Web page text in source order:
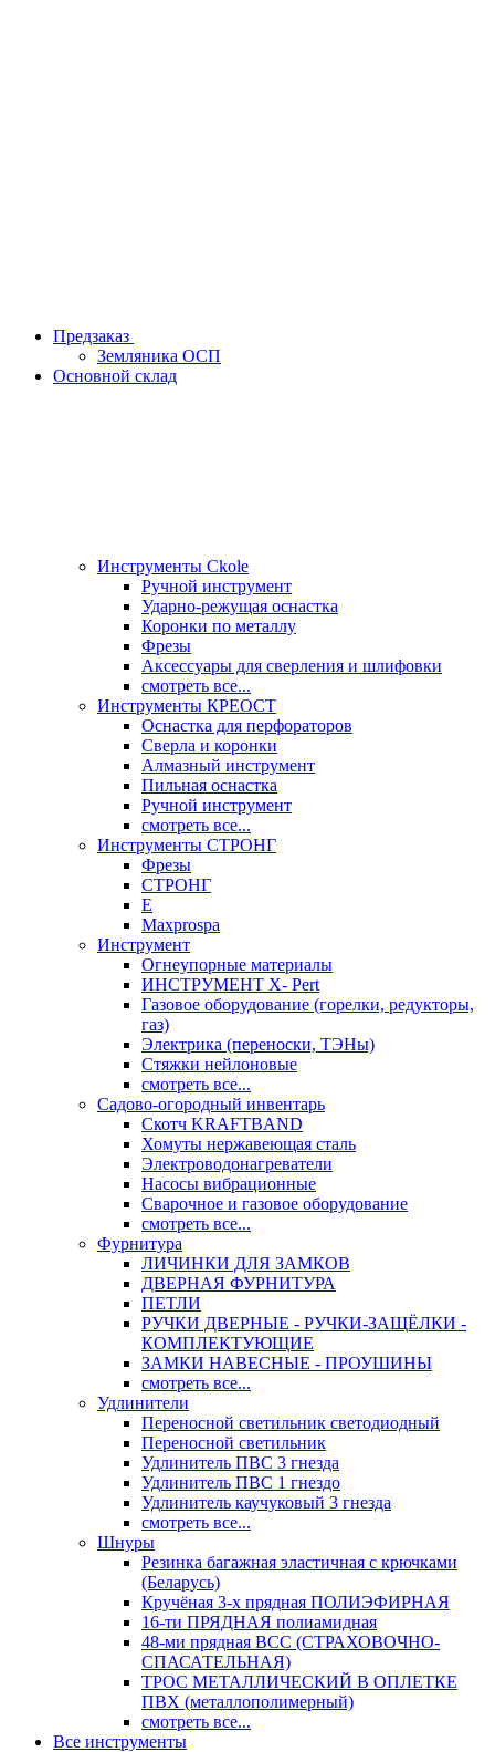
Предзаказ
Земляника ОСП
Основной склад
Инструменты Ckole
Ручной инструмент
Ударно‑режущая оснастка
Коронки по металлу
Фрезы
Аксессуары для сверления и шлифовки
смотреть все...
Инструменты КРЕОСТ
Оснастка для перфораторов
Сверла и коронки
Алмазный инструмент
Пильная оснастка
Ручной инструмент
смотреть все...
Инструменты СТРОНГ
Фрезы
СТРОНГ
Е
Maxprospa
Инструмент
Огнеупорные материалы
ИНСТРУМЕНТ X- Pert
Газовое оборудование (горелки, редукторы,
газ)
Электрика (переноски, ТЭНы)
Стяжки нейлоновые
смотреть все...
Садово-огородный инвентарь
Скотч KRAFTBAND
Хомуты нержавеющая сталь
Электроводонагреватели
Насосы вибрационные
Сварочное и газовое оборудование
смотреть все...
Фурнитура
ЛИЧИНКИ ДЛЯ ЗАМКОВ
ДВЕРНАЯ ФУРНИТУРА
ПЕТЛИ
РУЧКИ ДВЕРНЫЕ - РУЧКИ-ЗАЩЁЛКИ -
КОМПЛЕКТУЮЩИЕ
ЗАМКИ НАВЕСНЫЕ - ПРОУШИНЫ
смотреть все...
Удлинители
Переносной светильник светодиодный
Переносной светильник
Удлинитель ПВС 3 гнезда
Удлинитель ПВС 1 гнездо
Удлинитель каучуковый 3 гнезда
смотреть все...
Шнуры
Резинка багажная эластичная с крючками
(Беларусь)
Кручёная 3-х прядная ПОЛИЭФИРНАЯ
16-ти ПРЯДНАЯ полиамидная
48-ми прядная ВСС (СТРАХОВОЧНО-
СПАСАТЕЛЬНАЯ)
ТРОС МЕТАЛЛИЧЕСКИЙ В ОПЛЕТКЕ
ПВХ (металлополимерный)
смотреть все...
Все инструменты